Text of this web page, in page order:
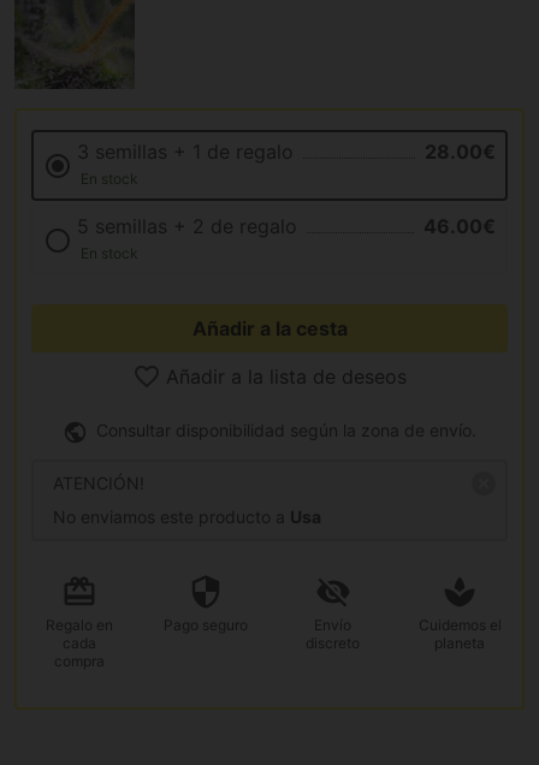
3 semillas + 1 de regalo 28.00€
En stock
5 semillas + 2 de regalo 46.00€
En stock
Añadir a la cesta
Añadir a la lista de deseos
Consultar disponibilidad según la zona de envío.
ATENCIÓN!
No enviamos este producto a Usa
Regalo en
cada
compra
Pago seguro
Envío
discreto
Cuidemos el
planeta